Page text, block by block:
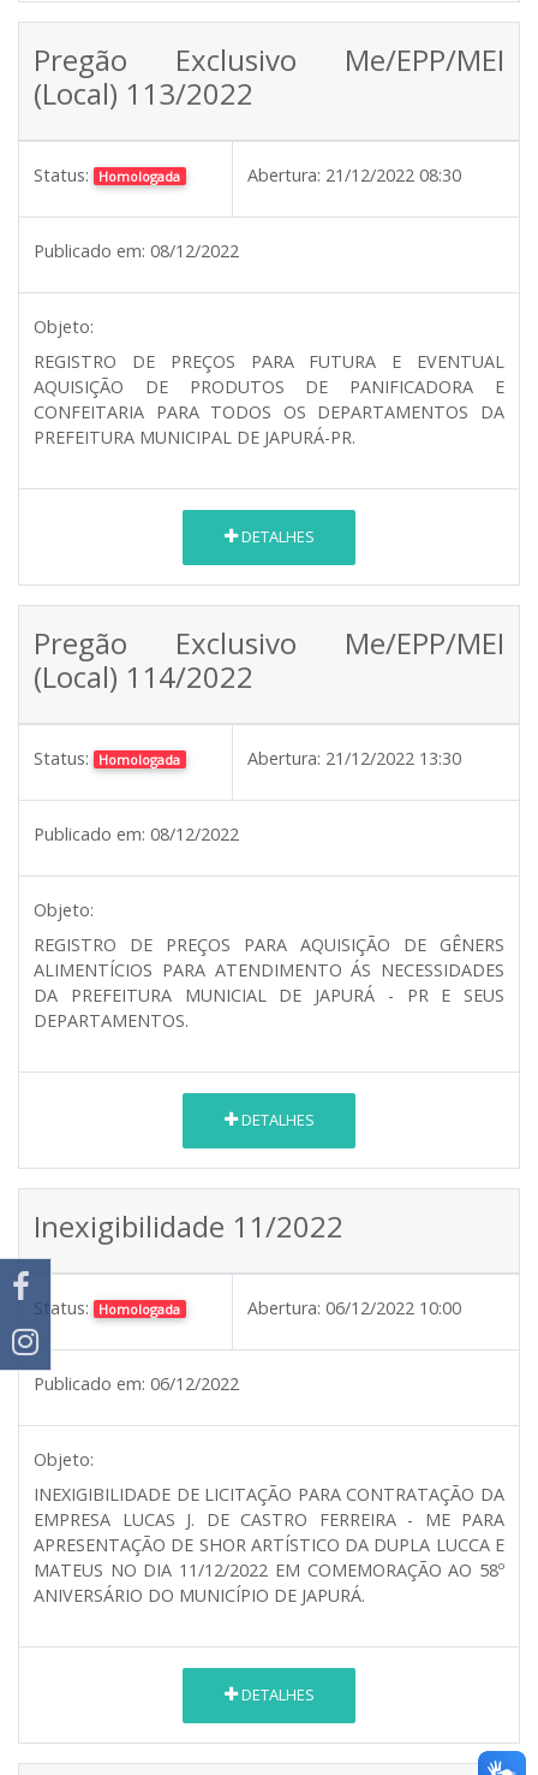
Pregão Exclusivo Me/EPP/MEI
(Local) 113/2022
Status: Homologada Abertura: 21/12/2022 08:30
Publicado em: 08/12/2022
Objeto:
REGISTRO DE PREÇOS PARA FUTURA E EVENTUAL
AQUISIÇÃO DE PRODUTOS DE PANIFICADORA E
CONFEITARIA PARA TODOS OS DEPARTAMENTOS DA
PREFEITURA MUNICIPAL DE JAPURÁ-PR.
DETALHES
Pregão Exclusivo Me/EPP/MEI
(Local) 114/2022
Status: Homologada Abertura: 21/12/2022 13:30
Publicado em: 08/12/2022
Objeto:
REGISTRO DE PREÇOS PARA AQUISIÇÃO DE GÊNERS
ALIMENTÍCIOS PARA ATENDIMENTO ÁS NECESSIDADES
DA PREFEITURA MUNICIAL DE JAPURÁ - PR E SEUS
DEPARTAMENTOS.
DETALHES
Inexigibilidade 11/2022
Status: Homologada Abertura: 06/12/2022 10:00
Publicado em: 06/12/2022
Objeto:
INEXIGIBILIDADE DE LICITAÇÃO PARA CONTRATAÇÃO DA
EMPRESA LUCAS J. DE CASTRO FERREIRA - ME PARA
APRESENTAÇÃO DE SHOR ARTÍSTICO DA DUPLA LUCCA E
MATEUS NO DIA 11/12/2022 EM COMEMORAÇÃO AO 58º
ANIVERSÁRIO DO MUNICÍPIO DE JAPURÁ.
DETALHES